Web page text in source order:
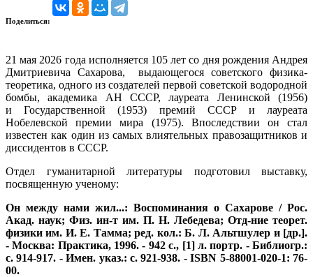
Поделиться:
21 мая 2026 года исполняется 105 лет со дня рождения Андрея
Дмитриевича Сахарова, выдающегося советского физика-
теоретика, одного из создателей первой советской водородной
бомбы, академика АН СССР, лауреата Ленинской (1956)
и Государственной (1953) премий СССР и лауреата
Нобелевской премии мира (1975). Впоследствии он стал
известен как один из самых влиятельных правозащитников и
диссидентов в СССР.
Отдел гуманитарной литературы подготовил выставку,
посвященную ученому:
Он между нами жил...: Воспоминания о Сахарове / Рос.
Акад. наук; Физ. ин-т им. П. Н. Лебедева; Отд-ние теорет.
физики им. И. Е. Тамма; ред. кол.: Б. Л. Альтшулер и [др.].
- Москва: Практика, 1996. - 942 с., [1] л. портр. - Библиогр.:
с. 914-917. - Имен. указ.: с. 921-938. - ISBN 5-88001-020-1: 76-
00.